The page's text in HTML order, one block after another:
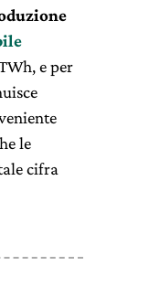
e per
le
cifra